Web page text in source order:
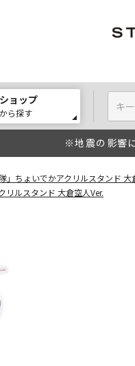
ショップ
から探す
※地震の影響
」ちょいでかアクリルスタンド 大
リルスタンド 大倉空人Ver.